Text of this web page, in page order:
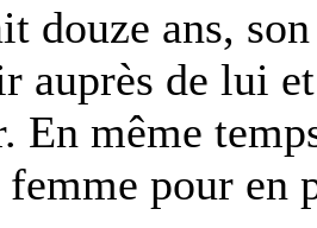
douze ans,
auprès de lui
En même
pour en